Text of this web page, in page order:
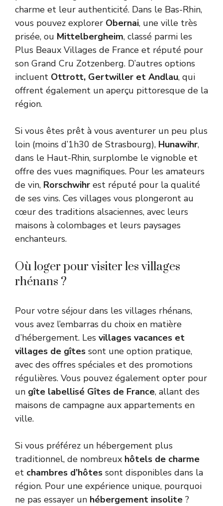
charme et leur authenticité. Dans le Bas-Rhin,
vous pouvez explorer Obernai, une ville très
prisée, ou Mittelbergheim, classé parmi les
Plus Beaux Villages de France et réputé pour
son Grand Cru Zotzenberg. D’autres options
incluent Ottrott, Gertwiller et Andlau, qui
offrent également un aperçu pittoresque de la
région.
Si vous êtes prêt à vous aventurer un peu plus
loin (moins d’1h30 de Strasbourg), Hunawihr,
dans le Haut-Rhin, surplombe le vignoble et
offre des vues magnifiques. Pour les amateurs
de vin, Rorschwihr est réputé pour la qualité
de ses vins. Ces villages vous plongeront au
cœur des traditions alsaciennes, avec leurs
maisons à colombages et leurs paysages
enchanteurs.
Où loger pour visiter les villages
rhénans ?
Pour votre séjour dans les villages rhénans,
vous avez l’embarras du choix en matière
d’hébergement. Les villages vacances et
villages de gîtes sont une option pratique,
avec des offres spéciales et des promotions
régulières. Vous pouvez également opter pour
un gîte labellisé Gîtes de France, allant des
maisons de campagne aux appartements en
ville.
Si vous préférez un hébergement plus
traditionnel, de nombreux hôtels de charme
et chambres d’hôtes sont disponibles dans la
région. Pour une expérience unique, pourquoi
ne pas essayer un hébergement insolite ?